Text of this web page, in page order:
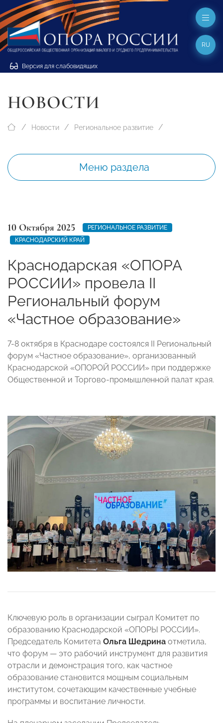
Версия для слабовидящих
RU
НОВОСТИ
Новости Региональное развитие
Меню раздела
10 Октября 2025
РЕГИОНАЛЬНОЕ РАЗВИТИЕ
КРАСНОДАРСКИЙ КРАЙ
Краснодарская «ОПОРА
РОССИИ» провела II
Региональный форум
«Частное образование»
7-8 октября в Краснодаре состоялся II Региональный
форум «Частное образование», организованный
Краснодарской «ОПОРОЙ РОССИИ» при поддержке
Общественной и Торгово-промышленной палат края.
Ключевую роль в организации сыграл Комитет по
образованию Краснодарской «ОПОРЫ РОССИИ».
Председатель Комитета Ольга Шедрина отметила,
что форум — это рабочий инструмент для развития
отрасли и демонстрация того, как частное
образование становится мощным социальным
институтом, сочетающим качественные учебные
программы и воспитание личности.